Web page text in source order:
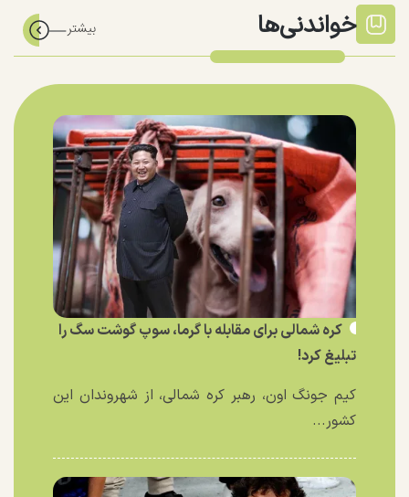
خواندنی‌ها
کره شمالی برای مقابله با گرما، سوپ گوشت سگ را
تبلیغ کرد!
کیم جونگ اون، رهبر کره شمالی، از شهروندان این
کشور...